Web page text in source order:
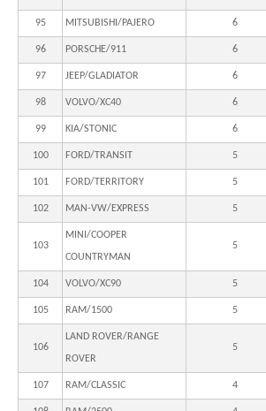
95 MITSUBISHI/PAJERO 6
96 PORSCHE/911 6
97 JEEP/GLADIATOR 6
98 VOLVO/XC40 6
99 KIA/STONIC 6
100 FORD/TRANSIT 5
101 FORD/TERRITORY 5
102 MAN-VW/EXPRESS 5
103
MINI/COOPER
COUNTRYMAN
5
104 VOLVO/XC90 5
105 RAM/1500 5
106
LAND ROVER/RANGE
ROVER
5
107 RAM/CLASSIC 4